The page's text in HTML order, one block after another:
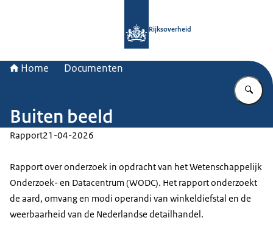
Rijksoverheid
Home Documenten
Buiten beeld
Rapport21-04-2026
Rapport over onderzoek in opdracht van het Wetenschappelijk
Onderzoek- en Datacentrum (WODC). Het rapport onderzoekt
de aard, omvang en modi operandi van winkeldiefstal en de
weerbaarheid van de Nederlandse detailhandel.